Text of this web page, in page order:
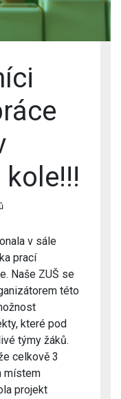
v sále
prací
Naše ZUŠ se
této
které pod
týmy žáků.
celkově 3
místem
projekt